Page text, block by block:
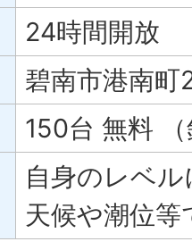
24時間開放
碧南市港南
150台 無料
自身のレベ
天候や潮位